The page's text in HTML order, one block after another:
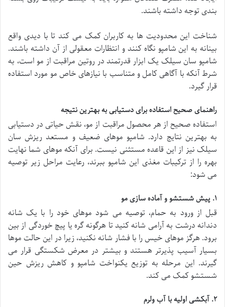
بندی توجه داشته باشند.
شناخت این محدودیت ها به کاربران کمک می کند تا با دیدی واقع
بینانه به این شامپو نگاه کنند و انتظارات معقولی از آن داشته باشند.
شامپو سان سیلک یک ابزار قدرتمند در روتین مراقبت از مو است، به
شرط آنکه با آگاهی کامل و متناسب با نیازهای خاص مو مورد استفاده
قرار گیرد.
راهنمای صحیح استفاده برای دستیابی به بهترین نتیجه
استفاده صحیح از هر محصول مراقبت از مو، نقش حیاتی در دستیابی
به بهترین نتایج دارد. شامپو موهای ضعیف و مستعد ریزش سان
سیلک نیز از این قاعده مستثنی نیست. برای آنکه موهای شما نهایت
بهره را از ترکیبات مغذی این شامپو ببرند، رعایت مراحل زیر توصیه
می شود:
۱. پیش شستشو و آماده سازی مو
قبل از ورود به حمام، توصیه می شود موهای خود را با یک شانه
دندانه درشت به آرامی شانه کنید تا هرگونه گره یا پیچ خوردگی از بین
برود. هرگز موهای خیس را با فشار شانه نکنید، زیرا در این حالت موها
بسیار آسیب پذیرتر هستند و بیشتر در معرض شکستگی قرار می
گیرند. این مرحله به توزیع یکنواخت شامپو و کاهش ریزش حین
شستشو کمک می کند.
۲. آبکشی اولیه با آب ولرم